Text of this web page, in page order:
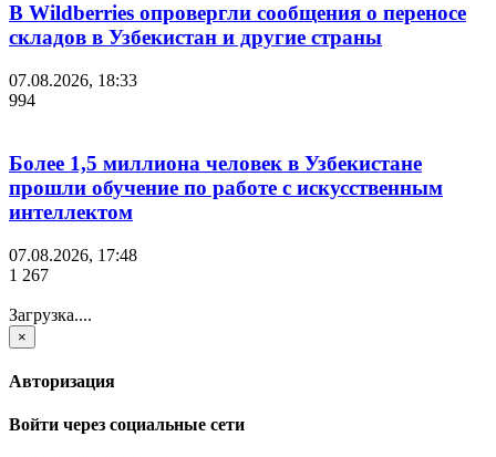
В Wildberries опровергли сообщения о переносе
складов в Узбекистан и другие страны
07.08.2026, 18:33
994
Более 1,5 миллиона человек в Узбекистане
прошли обучение по работе с искусственным
интеллектом
07.08.2026, 17:48
1 267
Загрузка....
×
Авторизация
Войти через социальные сети